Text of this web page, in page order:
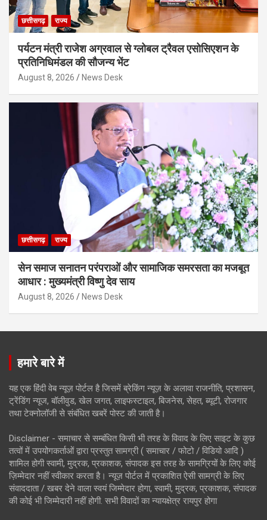
छत्तीसगढ़ राज्य
पर्यटन मंत्री राजेश अग्रवाल से ग्लोबल ट्रैवल एसोसिएशन के
प्रतिनिधिमंडल की सौजन्य भेंट
August 8, 2026 News Desk
छत्तीसगढ़ राज्य
सेन समाज सनातन परंपराओं और सामाजिक समरसता का मजबूत
आधार : मुख्यमंत्री विष्णु देव साय
August 8, 2026 News Desk
हमारे बारे में
यह एक हिंदी वेब न्यूज़ पोर्टल है जिसमें ब्रेकिंग न्यूज़ के अलावा राजनीति, प्रशासन,
ट्रेंडिंग न्यूज, बॉलीवुड, खेल जगत, लाइफस्टाइल, बिजनेस, सेहत, ब्यूटी, रोजगार
तथा टेक्नोलॉजी से संबंधित खबरें पोस्ट की जाती है।
Disclaimer - समाचार से सम्बंधित किसी भी तरह के विवाद के लिए साइट के कुछ
तत्वों में उपयोगकर्ताओं द्वारा प्रस्तुत सामग्री ( समाचार / फोटो / विडियो आदि )
शामिल होगी स्वामी, मुद्रक, प्रकाशक, संपादक इस तरह के सामग्रियों के लिए कोई
ज़िम्मेदार नहीं स्वीकार करता है। न्यूज़ पोर्टल में प्रकाशित ऐसी सामग्री के लिए
संवाददाता / खबर देने वाला स्वयं जिम्मेदार होगा, स्वामी, मुद्रक, प्रकाशक, संपादक
की कोई भी जिम्मेदारी नहीं होगी. सभी विवादों का न्यायक्षेत्र रायपुर होगा